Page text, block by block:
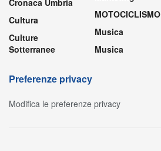
Cronaca Umbria
Cultura
Culture
Sotterranee
MOTOCICLISMO
Musica
Musica
Preferenze privacy
Modifica le preferenze privacy